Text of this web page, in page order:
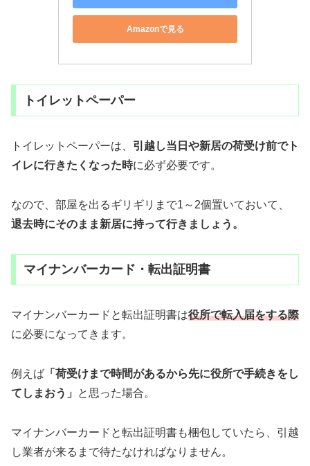
Amazonで見る
トイレットペーパー
トイレットペーパーは、 引越し当日や新居の荷受け前でト
イレに行きたくなった時に必ず必要です。
なので、部屋を出るギリギリまで1～2個置いておいて、
退去時にそのまま新居に持って行きましょう。
マイナンバーカード・転出証明書
マイナンバーカードと転出証明書は役所で転入届をする際
に必要になってきます。
例えば 「荷受けまで時間があるから先に役所で手続きをし
てしまおう」
と思った場合。
マイナンバーカードと転出証明書も梱包していたら、引越
し業者が来るまで待たなければなりません。